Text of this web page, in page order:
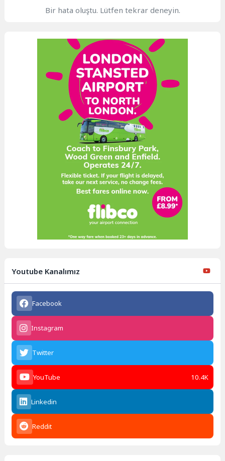
Bir hata oluştu. Lütfen tekrar deneyin.
Youtube Kanalımız
Facebook
Instagram
Twitter
YouTube 10.4K
Linkedin
Reddit